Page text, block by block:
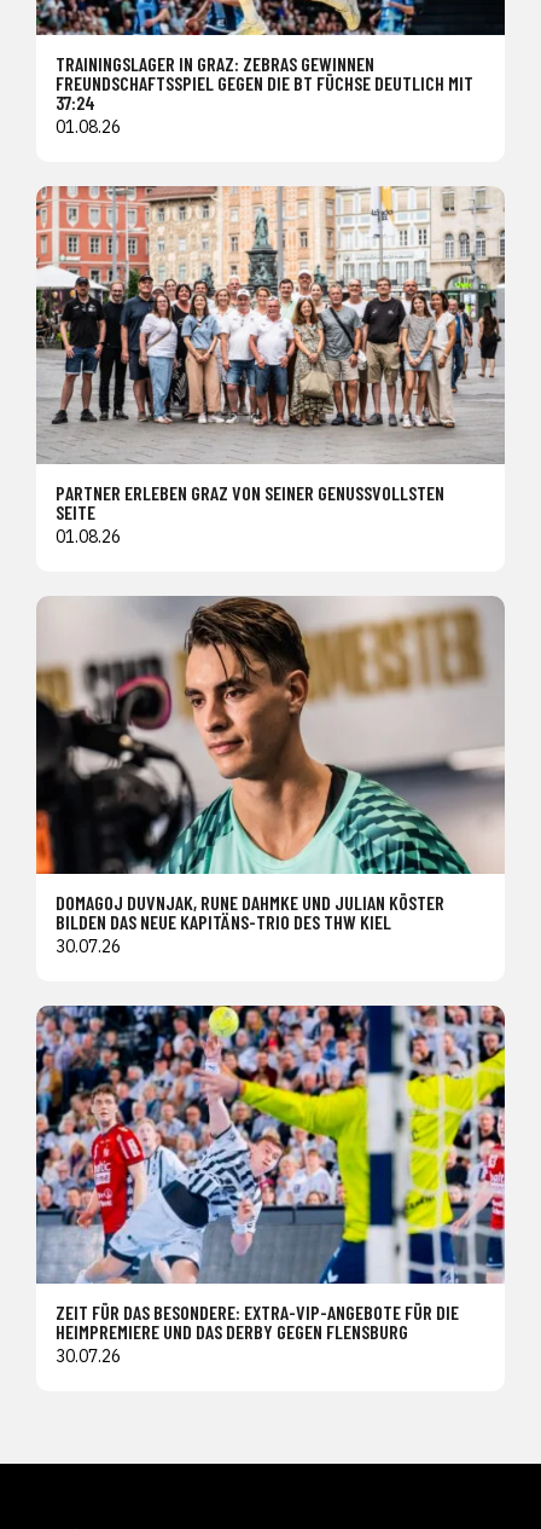
TRAININGSLAGER IN GRAZ: ZEBRAS GEWINNEN
FREUNDSCHAFTSSPIEL GEGEN DIE BT FÜCHSE DEUTLICH MIT
37:24
01.08.26
PARTNER ERLEBEN GRAZ VON SEINER GENUSSVOLLSTEN
SEITE
01.08.26
DOMAGOJ DUVNJAK, RUNE DAHMKE UND JULIAN KÖSTER
BILDEN DAS NEUE KAPITÄNS-TRIO DES THW KIEL
30.07.26
ZEIT FÜR DAS BESONDERE: EXTRA-VIP-ANGEBOTE FÜR DIE
HEIMPREMIERE UND DAS DERBY GEGEN FLENSBURG
30.07.26